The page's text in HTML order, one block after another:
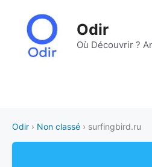
contenu
Odir
Où Découvrir ?
Odir › Non classé › surfingbird.ru